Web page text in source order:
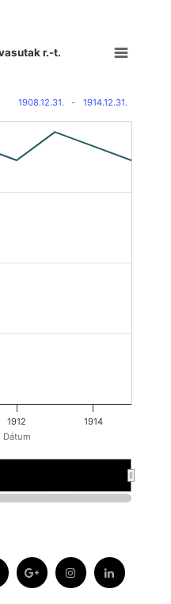
Dátum
r.-t.
1908.12.31. - 1914.12.31.
1912 1914